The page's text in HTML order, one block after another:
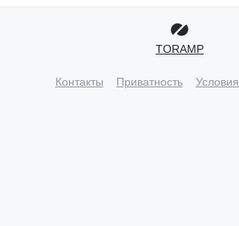
TORAMP
Контакты Приватность Условия